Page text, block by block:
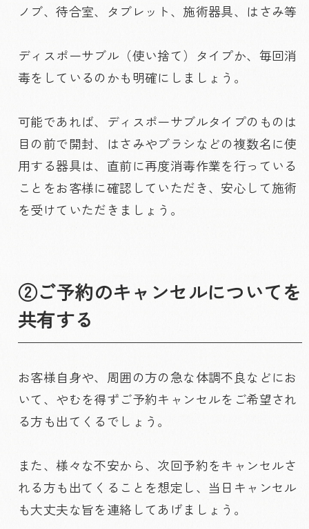
ノブ、待合室、タブレット、施術器具、はさみ等
ディスポーサブル（使い捨て）タイプか、毎回消
毒をしているのかも明確にしましょう。
可能であれば、ディスポーサブルタイプのものは
目の前で開封、はさみやブラシなどの複数名に使
用する器具は、直前に再度消毒作業を行っている
ことをお客様に確認していただき、安心して施術
を受けていただきましょう。
②ご予約のキャンセルについてを
共有する
お客様自身や、周囲の方の急な体調不良などにお
いて、やむを得ずご予約キャンセルをご希望され
る方も出てくるでしょう。
また、様々な不安から、次回予約をキャンセルさ
れる方も出てくることを想定し、当日キャンセル
も大丈夫な旨を連絡してあげましょう。